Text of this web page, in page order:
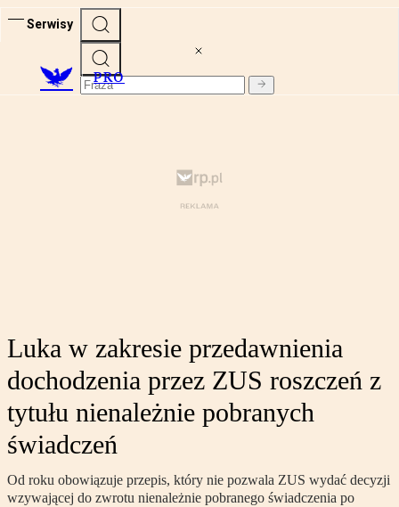
Serwisy
PRO
Luka w zakresie przedawnienia
dochodzenia przez ZUS roszczeń z
tytułu nienależnie pobranych
świadczeń
Od roku obowiązuje przepis, który nie pozwala ZUS wydać decyzji
wzywającej do zwrotu nienależnie pobranego świadczenia po